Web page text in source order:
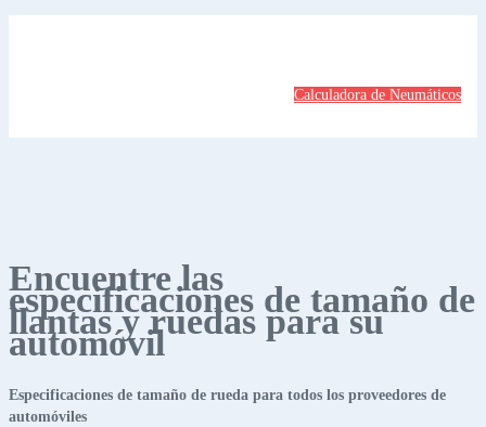
Calculadora de Neumáticos
Encuentre las
especificaciones de tamaño de
llantas y ruedas para su
automóvil
Especificaciones de tamaño de rueda para todos los proveedores de
automóviles